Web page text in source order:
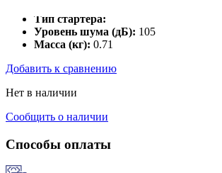
Тип стартера:
Уровень шума (дБ): 105
Масса (кг): 0.71
Добавить к сравнению
Нет в наличии
Сообщить о наличии
Способы оплаты